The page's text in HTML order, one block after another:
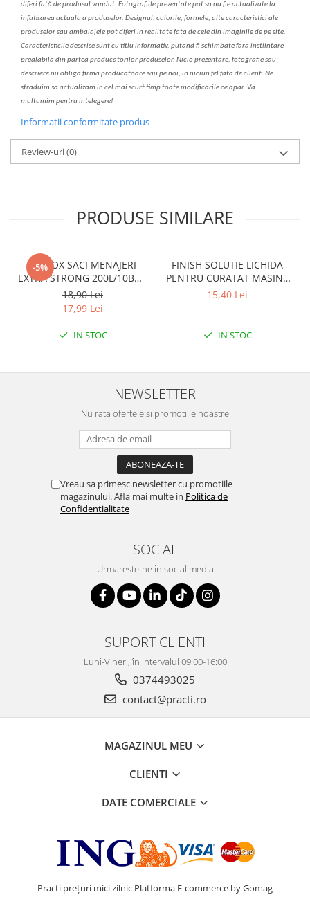
diferi fată de produsul vandut. Fotografiile prezentate pot sa nu fie actualizate la
infatisarea actuala a produselor. Designul, culorile, formele, alte caracteristici ale
produselor sau ambalajele pot diferi in realitate fata de cele din imaginile de pe site.
Caracteristicile descrise sunt cu titlu informativ, putand fi schimbate fara instiintare
prealabila din partea producatorilor produselor. Nicio prezentare, fotografie sau
descriere nu obliga firma producatoare sau pe noi, in niciun fel fata de client. Ne
straduim sa actualizam in cel mai scurt timp toate modificarile ce apar. Va
multumim pentru intelegere!
Informatii conformitate produs
Review-uri(0)
PRODUSE SIMILARE
-5%
CLINOX SACI MENAJERI
EXTRA STRONG 200L/10BUC
LDPE NEGRI (90*122CM)
ETICHETA MOV
18,90 Lei
17,99 Lei
IN STOC
FINISH SOLUTIE LICHIDA
PENTRU CURATAT MASINA
DE SPALAT VASE 250ML
15,40 Lei
IN STOC
NEWSLETTER
Nu rata ofertele si promotiile noastre
Vreau sa primesc newsletter cu promotiile
magazinului. Afla mai multe in Politica de
Confidentialitate
SOCIAL
Urmareste-ne in social media
SUPORT CLIENTI
Luni-Vineri, în intervalul 09:00-16:00
0374493025
contact@practi.ro
MAGAZINUL MEU
CLIENTI
DATE COMERCIALE
Practi prețuri mici zilnic Platforma E-commerce by Gomag